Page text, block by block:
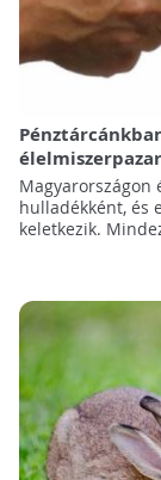
Magyarországon
hulladékként, és
keletkezik.